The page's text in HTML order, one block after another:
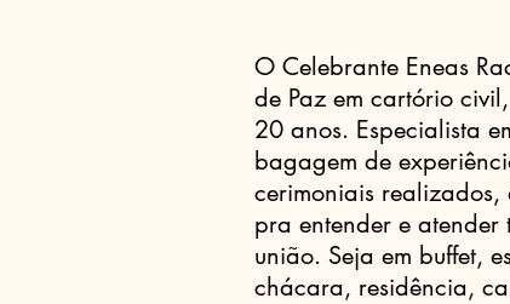
O Celebrante Eneas
de Paz em cartório
20 anos. Especialista
bagagem de
cerimoniais
pra entender e atender
união. Seja em buffet,
chácara, residência,